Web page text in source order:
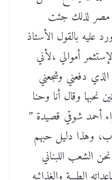
مصر لذلك جئت
عليه بالقول الأستاذ
أموالي ،لأني
دفعني وشجعني
نحبها وقال أنا وحنا
أحمد شوقي قصيدة ”
وهذا دليل حبهم
الشعب اللبناني